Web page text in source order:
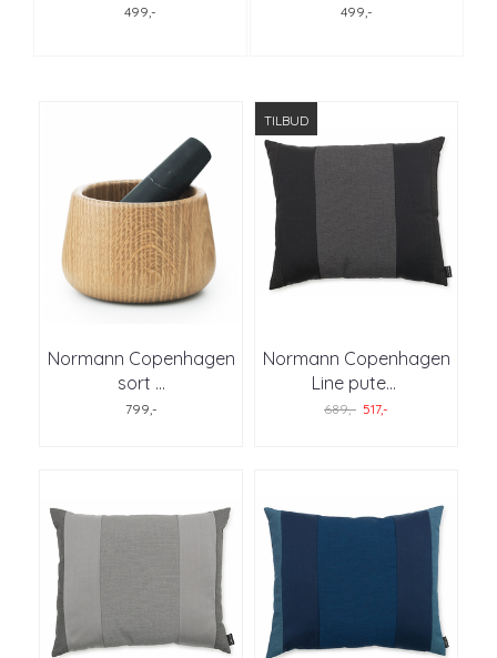
Krenit kanne 1l hvit
499,-
Krenit kanne 1l rød
499,-
Normann Copenhagen
sort ...
799,-
TILBUD
Normann Copenhagen
Line pute...
689,- 517,-